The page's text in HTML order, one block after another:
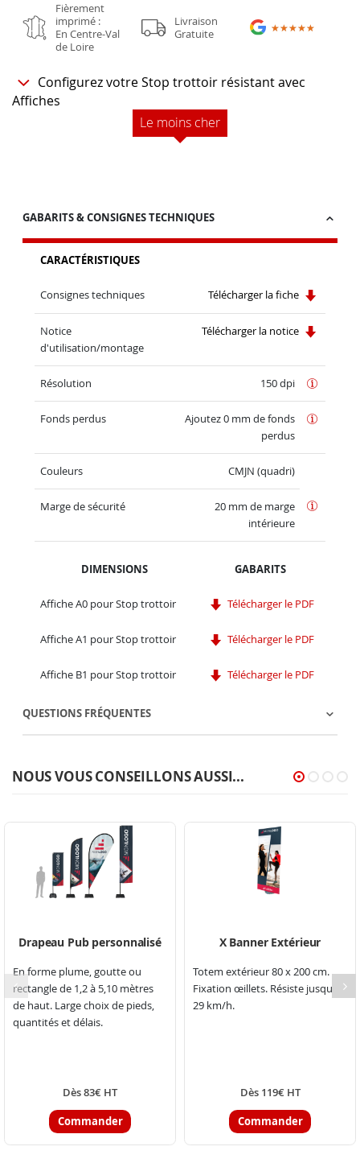
Fièrement
imprimé :
En Centre-Val
de Loire
Livraison
Gratuite
★★★★★
★★★★★
Configurez votre Stop trottoir résistant avec
Affiches
Le moins cher
GABARITS & CONSIGNES TECHNIQUES
CARACTÉRISTIQUES
Consignes techniques Télécharger la fiche
Notice
d'utilisation/montage
Télécharger la notice
Résolution 150 dpi
Fonds perdus
Ajoutez 0 mm de fonds
perdus
Couleurs CMJN (quadri)
Marge de sécurité
20 mm de marge
intérieure
DIMENSIONS GABARITS
Affiche A0 pour Stop trottoir Télécharger le PDF
Affiche A1 pour Stop trottoir Télécharger le PDF
Affiche B1 pour Stop trottoir Télécharger le PDF
QUESTIONS FRÉQUENTES
NOUS VOUS CONSEILLONS AUSSI...
Drapeau Pub personnalisé
En forme plume, goutte ou
rectangle de 1,2 à 5,10 mètres
de haut. Large choix de pieds,
quantités et délais.
Dès 83€ HT
Commander
X Banner Extérieur
Totem extérieur 80 x 200 cm.
Fixation œillets. Résiste jusqu'à
29 km/h.
Dès 119€ HT
Commander